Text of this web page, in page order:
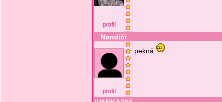
profil
Nandiči
profil
pekná